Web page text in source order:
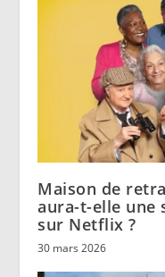
Maison de
aura-t-elle une
sur Netflix ?
30 mars 2026